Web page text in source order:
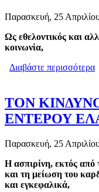
Παρασκευή, 25
Ως εθελοντικός και
κοινωνία,
Διαβάστε περισσότερα
ΤΟΝ
ΕΝΤΕΡΟΥ
Παρασκευή, 25
Η ασπιρίνη, εκτός
και τη μείωση του
και εγκεφαλικά,